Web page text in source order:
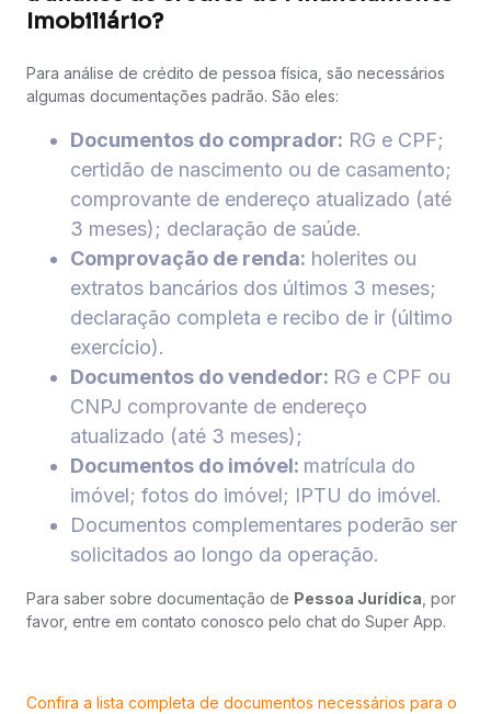
Imobiliário?
Para análise de crédito de pessoa física, são necessários
algumas documentações padrão. São eles:
Documentos do comprador: RG e CPF;
certidão de nascimento ou de casamento;
comprovante de endereço atualizado (até
3 meses); declaração de saúde.
Comprovação de renda: holerites ou
extratos bancários dos últimos 3 meses;
declaração completa e recibo de ir (último
exercício).
Documentos do vendedor: RG e CPF ou
CNPJ comprovante de endereço
atualizado (até 3 meses);
Documentos do imóvel: matrícula do
imóvel; fotos do imóvel; IPTU do imóvel.
Documentos complementares poderão ser
solicitados ao longo da operação.
Para saber sobre documentação de Pessoa Jurídica , por
favor, entre em contato conosco pelo chat do Super App.
Confira a lista completa de documentos necessários para o